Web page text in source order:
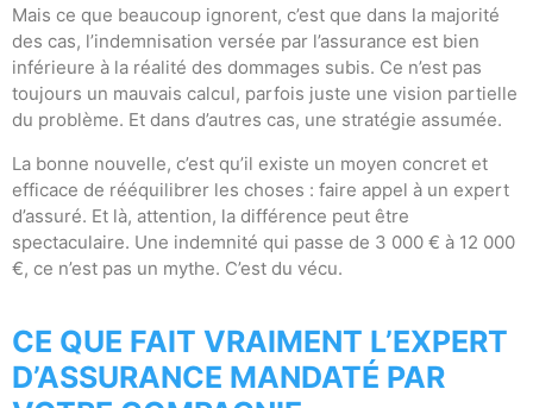
Mais ce que beaucoup ignorent, c’est que dans la majorité
des cas, l’indemnisation versée par l’assurance est bien
inférieure à la réalité des dommages subis. Ce n’est pas
toujours un mauvais calcul, parfois juste une vision partielle
du problème. Et dans d’autres cas, une stratégie assumée.
La bonne nouvelle, c’est qu’il existe un moyen concret et
efficace de rééquilibrer les choses : faire appel à un expert
d’assuré. Et là, attention, la différence peut être
spectaculaire. Une indemnité qui passe de 3 000 € à 12 000
€, ce n’est pas un mythe. C’est du vécu.
CE QUE FAIT VRAIMENT L’EXPERT
D’ASSURANCE MANDATÉ PAR